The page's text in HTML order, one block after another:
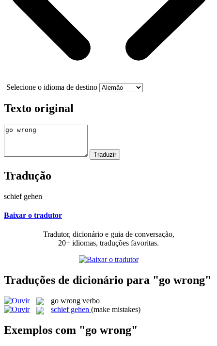
Selecione o idioma de destino
Texto original
Tradução
schief gehen
Baixar o tradutor
Tradutor, dicionário e guia de conversação,
20+ idiomas, traduções favoritas.
Traduções de dicionário para "go wrong"
go wrong verbo
schief gehen (make mistakes)
Exemplos com "go wrong"